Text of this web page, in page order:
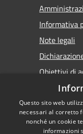
Informativa
Note legali
Obiettivi di
Questo sito web
necessari al corretto
nonché un cookie
informazioni